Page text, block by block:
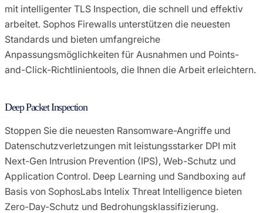
mit intelligenter TLS Inspection, die schnell und effektiv
arbeitet. Sophos Firewalls unterstützen die neuesten
Standards und bieten umfangreiche
Anpassungsmöglichkeiten für Ausnahmen und Points-
and-Click-Richtlinientools, die Ihnen die Arbeit erleichtern.
Deep Packet Inspection
Stoppen Sie die neuesten Ransomware-Angriffe und
Datenschutzverletzungen mit leistungsstarker DPI mit
Next-Gen Intrusion Prevention (IPS), Web-Schutz und
Application Control. Deep Learning und Sandboxing auf
Basis von SophosLabs Intelix Threat Intelligence bieten
Zero-Day-Schutz und Bedrohungsklassifizierung.